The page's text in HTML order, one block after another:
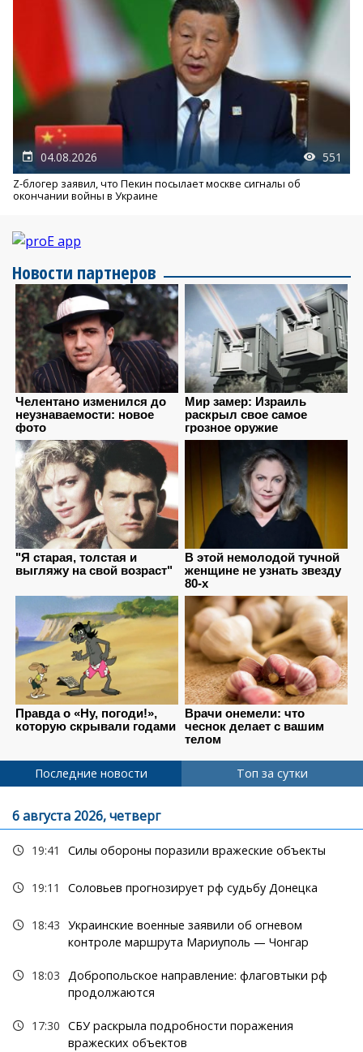
04.08.2026 551
Z-блогер заявил, что Пекин посылает москве сигналы об
окончании войны в Украине
Новости партнеров
Последние новости Топ за сутки
6 августа 2026, четверг
19:41 Силы обороны поразили вражеские объекты
19:11 Соловьев прогнозирует рф судьбу Донецка
18:43 Украинские военные заявили об огневом
контроле маршрута Мариуполь — Чонгар
18:03 Добропольское направление: флаговтыки рф
продолжаются
17:30 СБУ раскрыла подробности поражения
вражеских объектов